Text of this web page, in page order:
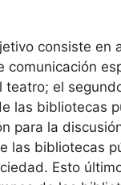
consiste en
comunicación
teatro; el
las bibliotecas
para la
las bibliotecas
Esto